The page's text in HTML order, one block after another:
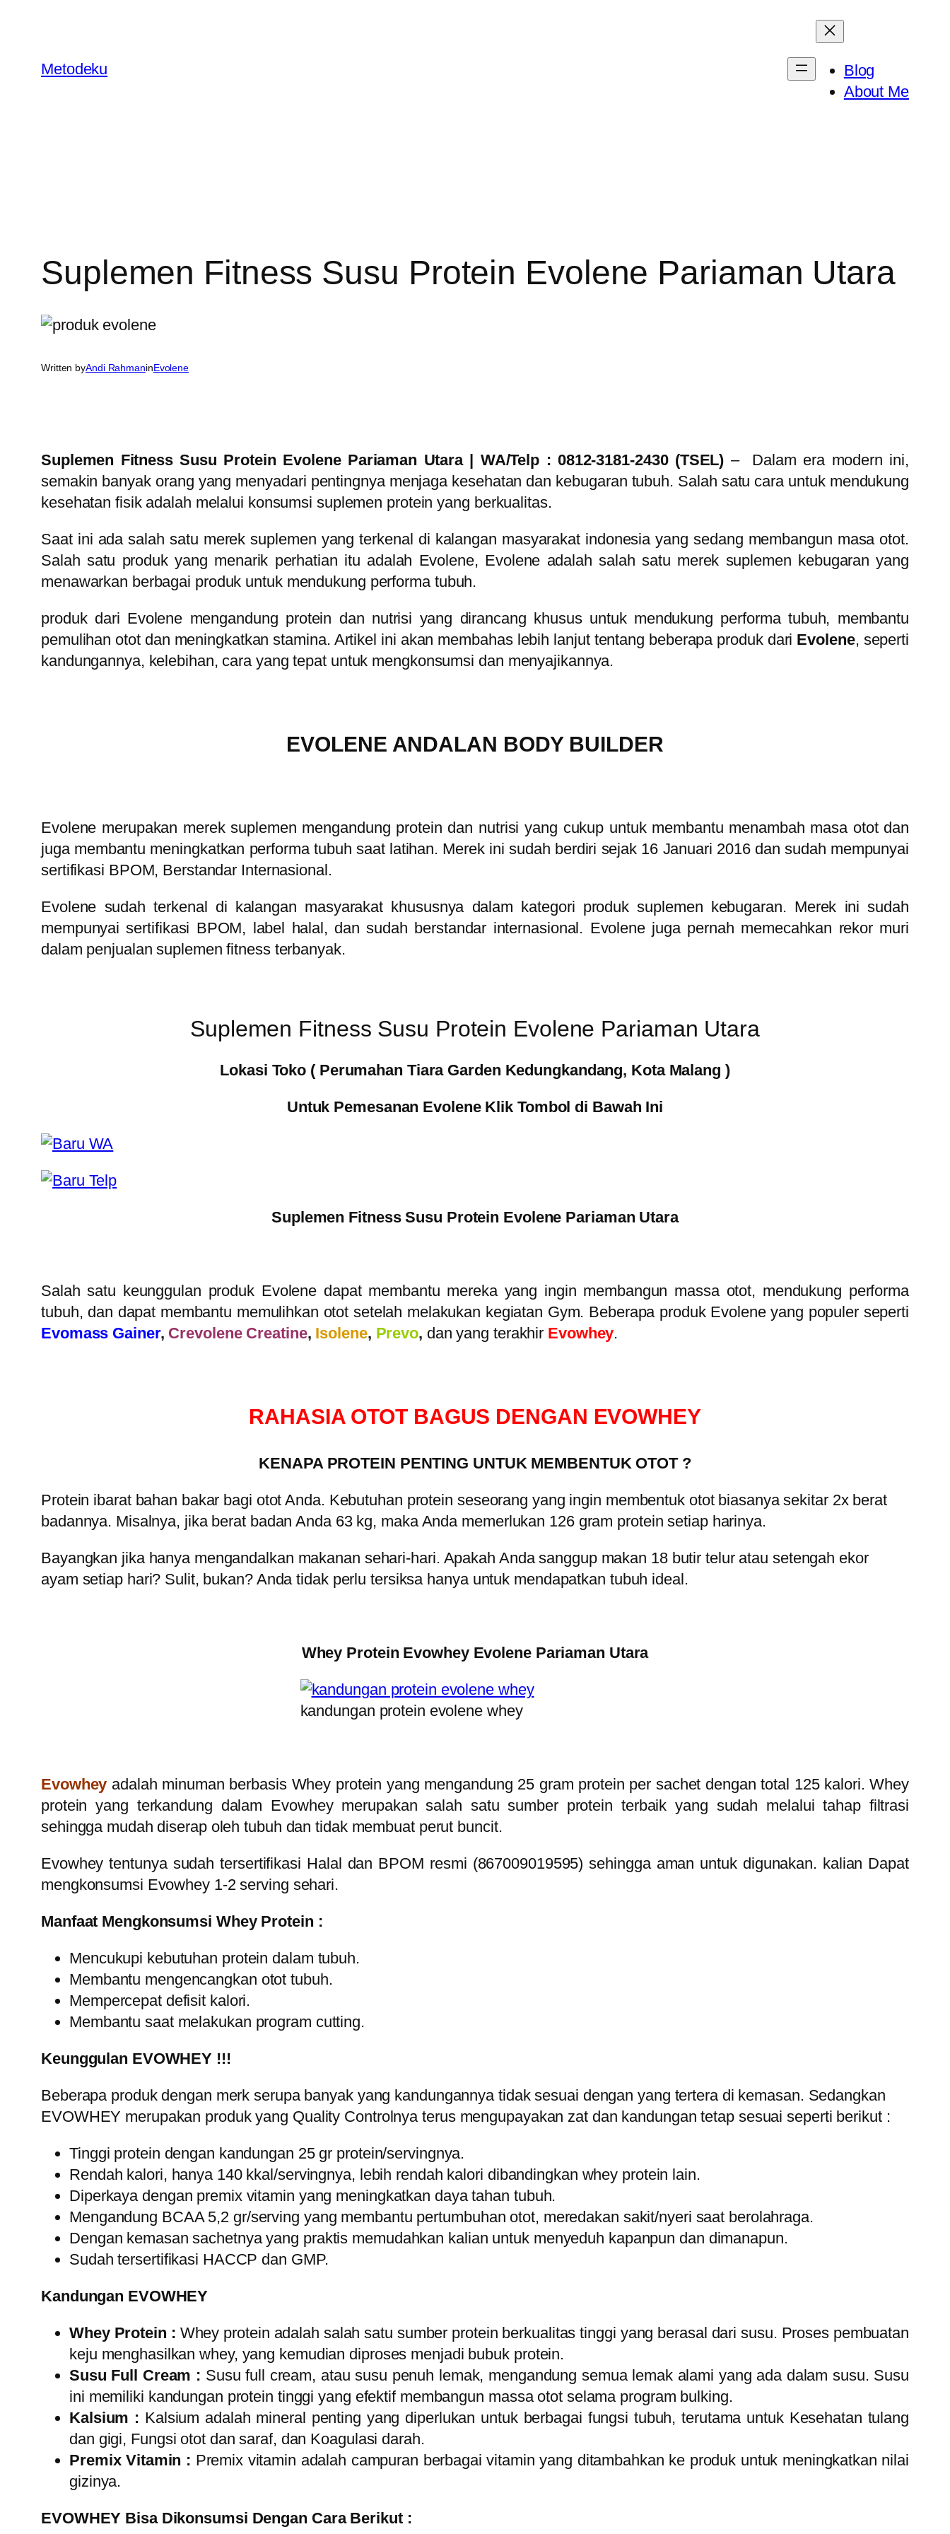
Metodeku
Blog
About Me
Suplemen Fitness Susu Protein Evolene Pariaman Utara
Written byAndi RahmaninEvolene
Suplemen Fitness Susu Protein Evolene Pariaman Utara | WA/Telp : 0812-3181-2430 (TSEL) – Dalam era modern ini,
semakin banyak orang yang menyadari pentingnya menjaga kesehatan dan kebugaran tubuh. Salah satu cara untuk mendukung
kesehatan fisik adalah melalui konsumsi suplemen protein yang berkualitas.
Saat ini ada salah satu merek suplemen yang terkenal di kalangan masyarakat indonesia yang sedang membangun masa otot.
Salah satu produk yang menarik perhatian itu adalah Evolene, Evolene adalah salah satu merek suplemen kebugaran yang
menawarkan berbagai produk untuk mendukung performa tubuh.
produk dari Evolene mengandung protein dan nutrisi yang dirancang khusus untuk mendukung performa tubuh, membantu
pemulihan otot dan meningkatkan stamina. Artikel ini akan membahas lebih lanjut tentang beberapa produk dari Evolene, seperti
kandungannya, kelebihan, cara yang tepat untuk mengkonsumsi dan menyajikannya.
EVOLENE ANDALAN BODY BUILDER
Evolene merupakan merek suplemen mengandung protein dan nutrisi yang cukup untuk membantu menambah masa otot dan
juga membantu meningkatkan performa tubuh saat latihan. Merek ini sudah berdiri sejak 16 Januari 2016 dan sudah mempunyai
sertifikasi BPOM, Berstandar Internasional.
Evolene sudah terkenal di kalangan masyarakat khususnya dalam kategori produk suplemen kebugaran. Merek ini sudah
mempunyai sertifikasi BPOM, label halal, dan sudah berstandar internasional. Evolene juga pernah memecahkan rekor muri
dalam penjualan suplemen fitness terbanyak.
Suplemen Fitness Susu Protein Evolene Pariaman Utara
Lokasi Toko ( Perumahan Tiara Garden Kedungkandang, Kota Malang )
Untuk Pemesanan Evolene Klik Tombol di Bawah Ini
Suplemen Fitness Susu Protein Evolene Pariaman Utara
Salah satu keunggulan produk Evolene dapat membantu mereka yang ingin membangun massa otot, mendukung performa
tubuh, dan dapat membantu memulihkan otot setelah melakukan kegiatan Gym. Beberapa produk Evolene yang populer seperti
Evomass Gainer, Crevolene Creatine, Isolene, Prevo, dan yang terakhir Evowhey.
RAHASIA OTOT BAGUS DENGAN EVOWHEY
KENAPA PROTEIN PENTING UNTUK MEMBENTUK OTOT ?
Protein ibarat bahan bakar bagi otot Anda. Kebutuhan protein seseorang yang ingin membentuk otot biasanya sekitar 2x berat
badannya. Misalnya, jika berat badan Anda 63 kg, maka Anda memerlukan 126 gram protein setiap harinya.
Bayangkan jika hanya mengandalkan makanan sehari-hari. Apakah Anda sanggup makan 18 butir telur atau setengah ekor
ayam setiap hari? Sulit, bukan? Anda tidak perlu tersiksa hanya untuk mendapatkan tubuh ideal.
Whey Protein Evowhey Evolene Pariaman Utara
kandungan protein evolene whey
Evowhey adalah minuman berbasis Whey protein yang mengandung 25 gram protein per sachet dengan total 125 kalori. Whey
protein yang terkandung dalam Evowhey merupakan salah satu sumber protein terbaik yang sudah melalui tahap filtrasi
sehingga mudah diserap oleh tubuh dan tidak membuat perut buncit.
Evowhey tentunya sudah tersertifikasi Halal dan BPOM resmi (867009019595)sehingga aman untuk digunakan. kalian Dapat
mengkonsumsi Evowhey 1-2 serving sehari.
Manfaat Mengkonsumsi Whey Protein :
Mencukupi kebutuhan protein dalam tubuh.
Membantu mengencangkan otot tubuh.
Mempercepat defisit kalori.
Membantu saat melakukan program cutting.
Keunggulan EVOWHEY !!!
Beberapa produk dengan merk serupa banyak yang kandungannya tidak sesuai dengan yang tertera di kemasan. Sedangkan
EVOWHEY merupakan produk yang Quality Controlnya terus mengupayakan zat dan kandungan tetap sesuai seperti berikut :
Tinggi protein dengan kandungan 25 gr protein/servingnya.
Rendah kalori, hanya 140 kkal/servingnya, lebih rendah kalori dibandingkan whey protein lain.
Diperkaya dengan premix vitamin yang meningkatkan daya tahan tubuh.
Mengandung BCAA 5,2 gr/serving yang membantu pertumbuhan otot, meredakan sakit/nyeri saat berolahraga.
Dengan kemasan sachetnya yang praktis memudahkan kalian untuk menyeduh kapanpun dan dimanapun.
Sudah tersertifikasi HACCP dan GMP.
Kandungan EVOWHEY
Whey Protein : Whey protein adalah salah satu sumber protein berkualitas tinggi yang berasal dari susu. Proses pembuatan
keju menghasilkan whey, yang kemudian diproses menjadi bubuk protein.
Susu Full Cream : Susu full cream, atau susu penuh lemak, mengandung semua lemak alami yang ada dalam susu. Susu
ini memiliki kandungan protein tinggi yang efektif membangun massa otot selama program bulking.
Kalsium : Kalsium adalah mineral penting yang diperlukan untuk berbagai fungsi tubuh, terutama untuk Kesehatan tulang
dan gigi, Fungsi otot dan saraf, dan Koagulasi darah.
Premix Vitamin : Premix vitamin adalah campuran berbagai vitamin yang ditambahkan ke produk untuk meningkatkan nilai
gizinya.
EVOWHEY Bisa Dikonsumsi Dengan Cara Berikut :